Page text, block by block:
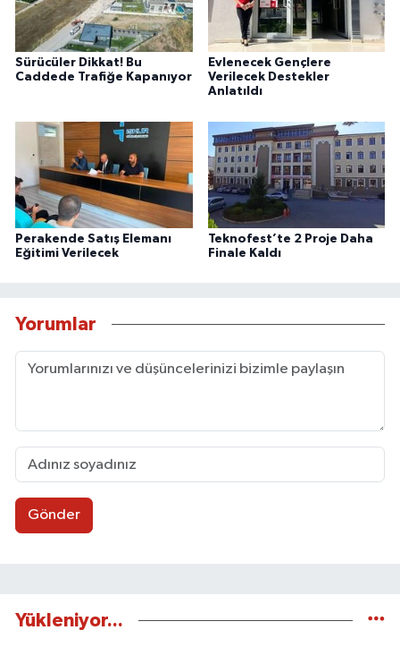
Sürücüler Dikkat! Bu
Caddede Trafiğe Kapanıyor
Evlenecek Gençlere
Verilecek Destekler
Anlatıldı
Perakende Satış Elemanı
Eğitimi Verilecek
Teknofest’te 2 Proje Daha
Finale Kaldı
Yorumlar
Gönder
Yükleniyor...